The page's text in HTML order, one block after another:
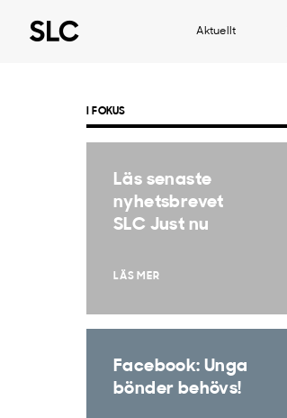
Aktuellt
I FOKUS
Läs senaste
nyhetsbrevet
SLC Just nu
LÄS MER
Facebook: Unga
bönder behövs!